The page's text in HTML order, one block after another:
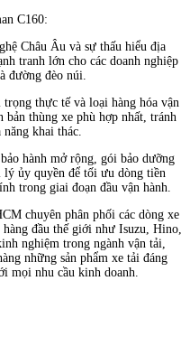
C160:
Châu Âu và sự thấu hiểu địa
tranh lớn cho các doanh nghiệp
đường đèo núi.
thực tế và loại hàng hóa vận
bản thùng xe phù hợp nhất, tránh
khai thác.
hành mở rộng, gói bảo dưỡng
ủy quyền để tối ưu dòng tiền
trong giai đoạn đầu vận hành.
chuyên phân phối các dòng xe
đầu thế giới như Isuzu, Hino,
nghiệm trong ngành vận tải,
những sản phẩm xe tải đáng
mọi nhu cầu kinh doanh.